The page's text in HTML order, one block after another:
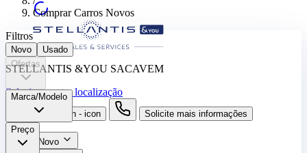
STELLANTIS &YOU SACAVEM
Selecione outra localização
search button - icon Solicite mais informações
Novo
Comprar Carros Novos
Filtros
Novo
Usado
Ofertas
Marca/Modelo
Preço